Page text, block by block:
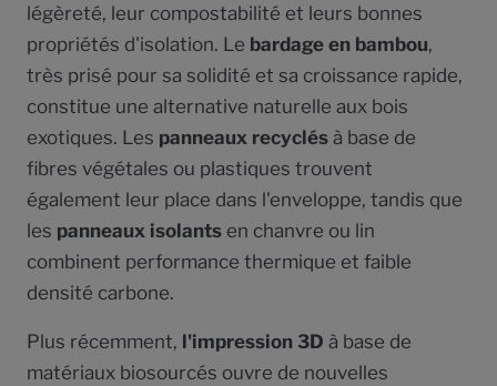
légèreté, leur compostabilité et leurs bonnes
propriétés d'isolation. Le bardage en bambou,
très prisé pour sa solidité et sa croissance rapide,
constitue une alternative naturelle aux bois
exotiques. Les panneaux recyclés à base de
fibres végétales ou plastiques trouvent
également leur place dans l'enveloppe, tandis que
les panneaux isolants en chanvre ou lin
combinent performance thermique et faible
densité carbone.
Plus récemment, l'impression 3D à base de
matériaux biosourcés ouvre de nouvelles